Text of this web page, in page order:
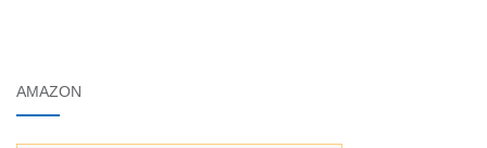
AMAZON